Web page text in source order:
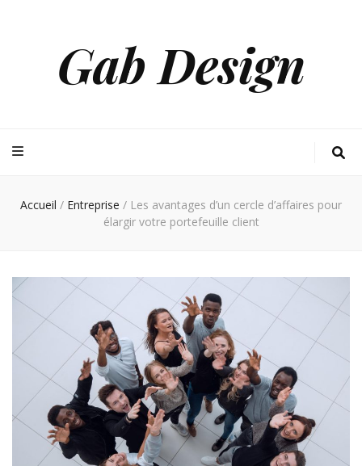
Gab Design
Accueil / Entreprise / Les avantages d’un cercle d’affaires pour
élargir votre portefeuille client